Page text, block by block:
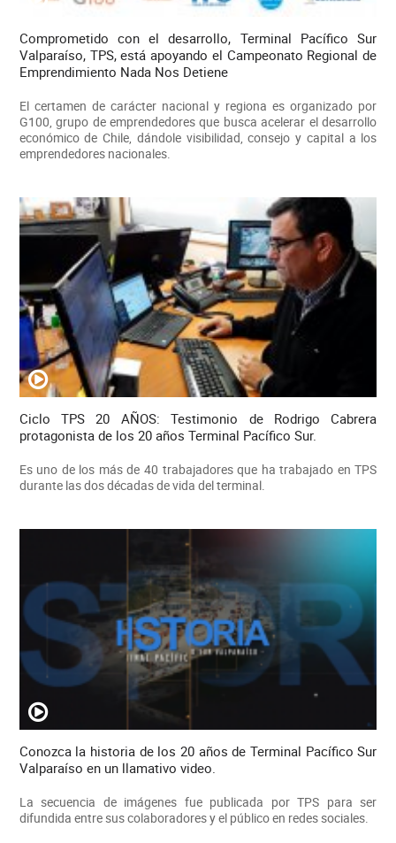
Comprometido con el desarrollo, Terminal Pacífico Sur
Valparaíso, TPS, está apoyando el Campeonato Regional de
Emprendimiento Nada Nos Detiene
El certamen de carácter nacional y regiona es organizado por
G100, grupo de emprendedores que busca acelerar el desarrollo
económico de Chile, dándole visibilidad, consejo y capital a los
emprendedores nacionales.
Ciclo TPS 20 AÑOS: Testimonio de Rodrigo Cabrera
protagonista de los 20 años Terminal Pacífico Sur.
Es uno de los más de 40 trabajadores que ha trabajado en TPS
durante las dos décadas de vida del terminal.
Conozca la historia de los 20 años de Terminal Pacífico Sur
Valparaíso en un llamativo video.
La secuencia de imágenes fue publicada por TPS para ser
difundida entre sus colaboradores y el público en redes sociales.